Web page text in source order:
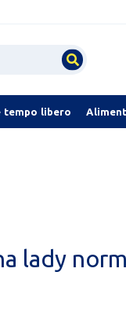
tempo libero
lady